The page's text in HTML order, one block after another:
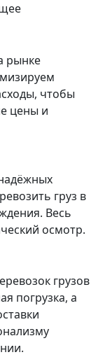
рынке
чтобы
цены и
груз в
Весь
осмотр.
грузов
погрузка, а